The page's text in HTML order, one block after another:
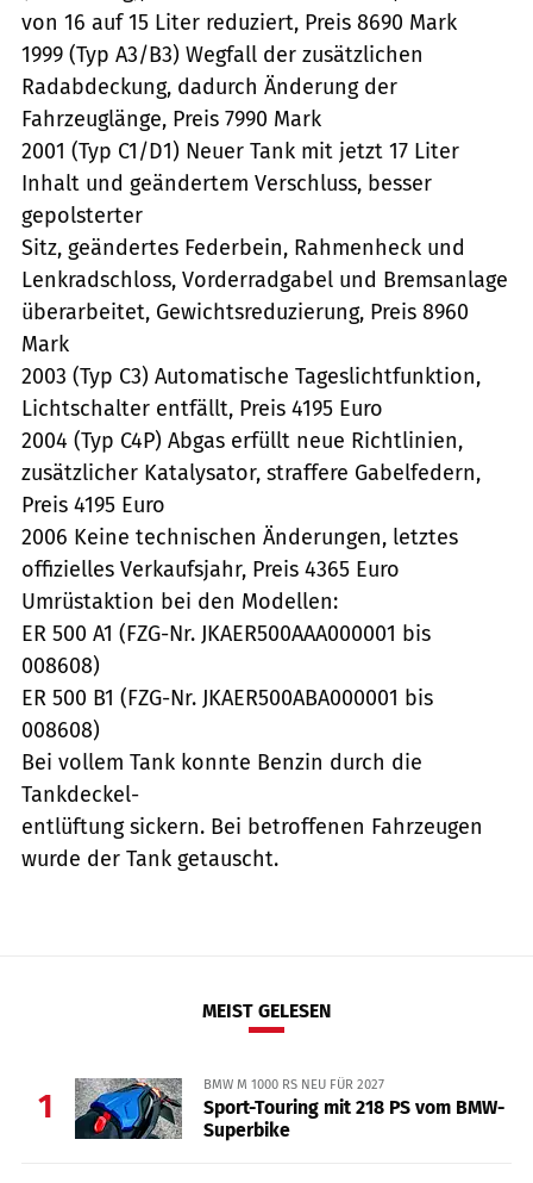
von 16 auf 15 Liter reduziert, Preis 8690 Mark
1999 (Typ A3/B3) Wegfall der zusätzlichen
Radabdeckung, dadurch Änderung der
Fahrzeuglänge, Preis 7990 Mark
2001 (Typ C1/D1) Neuer Tank mit jetzt 17 Liter
Inhalt und geändertem Verschluss, besser
gepolsterter
Sitz, geändertes Federbein, Rahmenheck und
Lenkradschloss, Vorderradgabel und Bremsanlage
überarbeitet, Gewichtsreduzierung, Preis 8960
Mark
2003 (Typ C3) Automatische Tageslichtfunktion,
Lichtschalter entfällt, Preis 4195 Euro
2004 (Typ C4P) Abgas erfüllt neue Richtlinien,
zusätzlicher Katalysator, straffere Gabelfedern,
Preis 4195 Euro
2006 Keine technischen Änderungen, letztes
offizielles Verkaufsjahr, Preis 4365 Euro
Umrüstaktion bei den Modellen:
ER 500 A1 (FZG-Nr. JKAER500AAA000001 bis
008608)
ER 500 B1 (FZG-Nr. JKAER500ABA000001 bis
008608)
Bei vollem Tank konnte Benzin durch die
Tankdeckel-
entlüftung sickern. Bei betroffenen Fahrzeugen
wurde der Tank getauscht.
MEIST GELESEN
1
BMW M 1000 RS NEU FÜR 2027
Sport-Touring mit 218 PS vom BMW-
Superbike